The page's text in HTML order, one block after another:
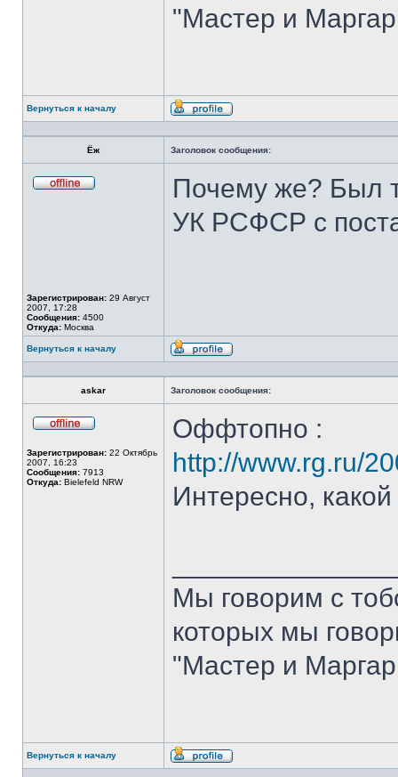
"Мастер и
Вернуться к началу
Профиль
Ёж Заголовок сообщения:
Зарегистрирован: 29 Август
2007, 17:28
Сообщения: 4500
Откуда: Москва
Почему же? Был
УК РСФСР с
Вернуться к началу
Профиль
askar Заголовок сообщения:
сети
Зарегистрирован: 22 Октябрь
2007, 16:23
Сообщения: 7913
Откуда: Bielefeld NRW
Оффтопно :
http://www.rg.ru/
Интересно,
Мы говорим с
которых мы
"Мастер и
Вернуться к началу
Профиль